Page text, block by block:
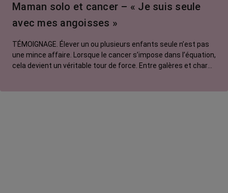
Maman solo et cancer – « Je suis seule
avec mes angoisses »
TÉMOIGNAGE. Élever un ou plusieurs enfants seule n’est pas
une mince affaire. Lorsque le cancer s’impose dans l’équation,
cela devient un véritable tour de force. Entre galères et charge